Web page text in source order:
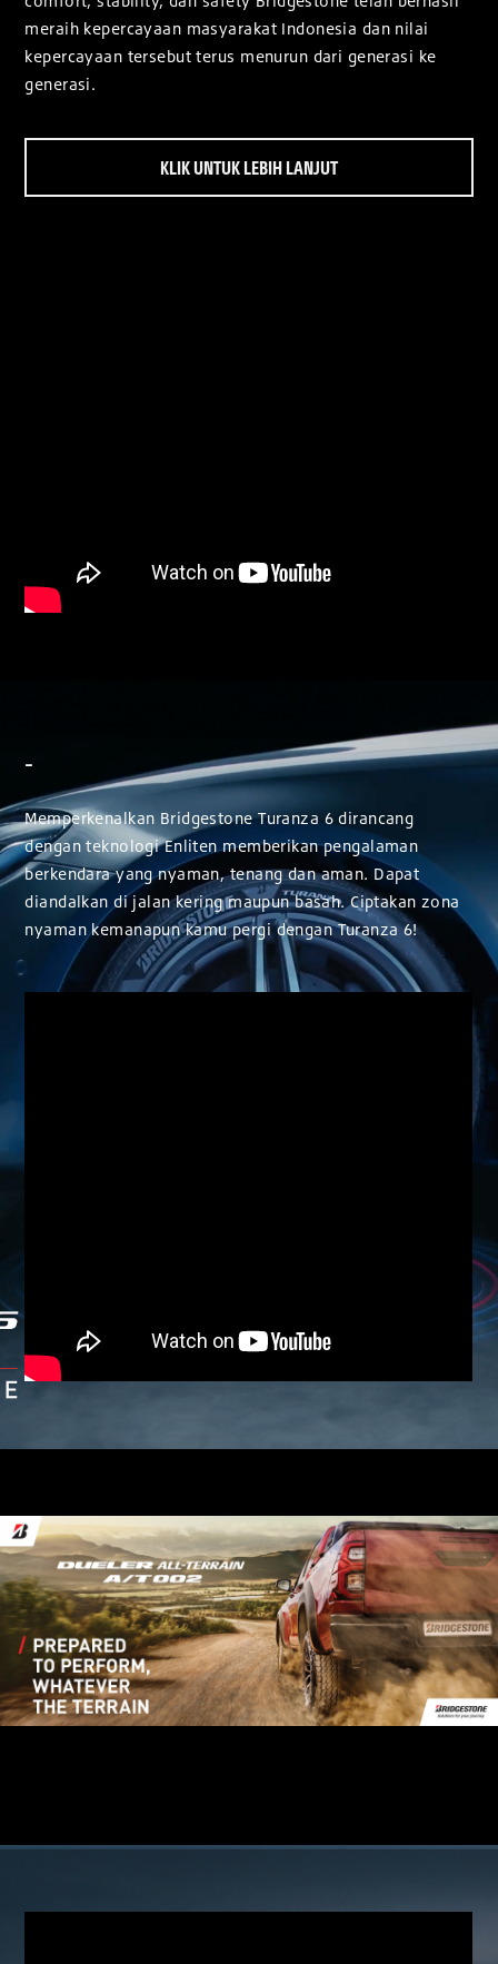
meraih kepercayaan masyarakat Indonesia dan nilai
kepercayaan tersebut terus menurun dari generasi ke
generasi.
KLIK UNTUK LEBIH LANJUT
-
Memperkenalkan Bridgestone Turanza 6 dirancang
dengan teknologi Enliten memberikan pengalaman
berkendara yang nyaman, tenang dan aman. Dapat
diandalkan di jalan kering maupun basah. Ciptakan zona
nyaman kemanapun kamu pergi dengan Turanza 6!